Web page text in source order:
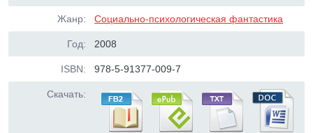
Жанр: Социально-психологическая фантастика
Год: 2008
ISBN: 978-5-91377-009-7
Скачать: